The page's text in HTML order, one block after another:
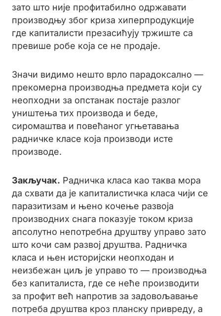
зато што није профитабилно одржавати
производњу због криза хиперпродукције
где капиталисти презасићују тржиште са
превише робе која се не продаје.
Значи видимо нешто врло парадоксално —
прекомерна производња предмета који су
неопходни за опстанак постаје разлог
уништења тих производа и беде,
сиромаштва и повећаног угњетавања
радничке класе која производи исте
производе.
Закључак. Радничка класа као таква мора
да схвати да је капиталистичка класа чији се
паразитизам и њено кочење развоја
производних снага показује током криза
апсолутно непотребна друштву управо зато
што кочи сам развој друштва. Радничка
класа и њен историјски неопходан и
неизбежан циљ је управо то — производња
без капиталиста, где се неће производити
за профит већ напротив за задовољавање
потреба друштва кроз планску привреду, а